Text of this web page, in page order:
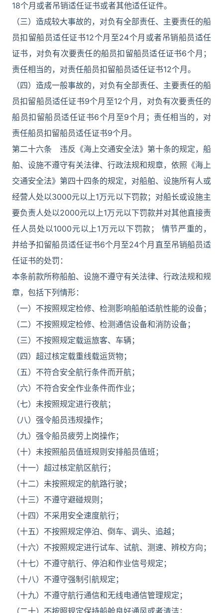
18个月或者吊销适任证书或者其他适任证件。
（三）造成较大事故的，对负有全部责任、主要责任的船
员扣留船员适任证书12个月至24个月或者吊销船员适任
证书，对负有次要责任的船员扣留船员适任证书6个月；
责任相当的，对责任船员扣留船员适任证书12个月。
（四）造成一般事故的，对负有全部责任、主要责任的船
员扣留船员适任证书9个月至12个月，对负有次要责任的
船员扣留船员适任证书6个月至9个月；责任相当的，对
责任船员扣留船员适任证书9个月。
第二十六条 违反《海上交通安全法》第十条的规定，船
舶、设施不遵守有关法律、行政法规和规章，依照《海上
交通安全法》第四十四条的规定，对船舶、设施所有人或
经营人处以3000元以上1万元以下罚款；对船长或设施主
要负责人处以2000元以上1万元以下罚款并对其他直接责
任人员处以1000元以上1万元以下罚款； 情节严重的，
并给予扣留船员适任证书6个月至24个月直至吊销船员适
任证书的处罚：
本条前款所称船舶、设施不遵守有关法律、行政法规和规
章，包括下列情形：
（一）不按照规定检修、检测影响船舶适航性能的设备；
（二）不按照规定检修、检测通信设备和消防设备；
（三）不按照规定载运旅客、车辆；
（四）超过核定载重线载运货物；
（五）不符合安全航行条件而开航；
（六）不符合安全作业条件而作业；
（七）未按照规定进行夜航；
（八）强令船员违规操作；
（九）强令船员疲劳上岗操作；
（十）未按照船员值班规则安排船员值班；
（十一）超过核定航区航行；
（十二）未按照规定的航路行驶；
（十三）不遵守避碰规则；
（十四）不采用安全速度航行；
（十五）不按照规定停泊、倒车、调头、追越；
（十六）不按照规定进行试车、试航、测速、辨校方向；
（十七）不遵守航行、停泊和作业信号规定；
（十八）不遵守强制引航规定；
（十九）不遵守航行通信和无线电通信管理规定；
（二十）不按照规定保持船舱良好通风或者清洁；